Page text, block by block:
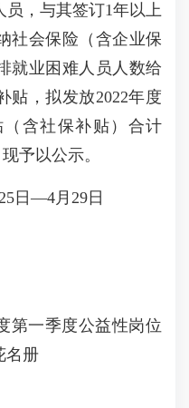
，与其签订1年以上
社会保险（含企业保
就业困难人员人数给
贴，拟发放2022年度
含社保补贴）合计
予以公示。
日—4月29日
一季度公益性岗位
名册